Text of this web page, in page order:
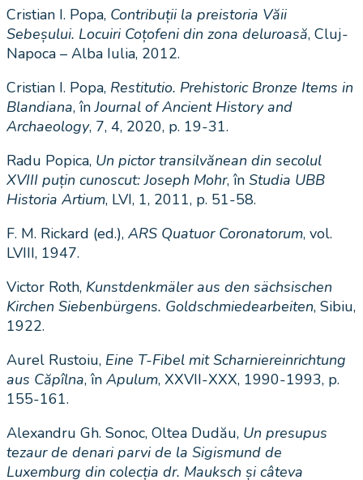
Cristian I. Popa, Contribuții la preistoria Văii
Sebeșului. Locuiri Coțofeni din zona deluroasă, Cluj-
Napoca – Alba Iulia, 2012.
Cristian I. Popa, Restitutio. Prehistoric Bronze Items in
Blandiana, înJournal of Ancient History and
Archaeology, 7, 4, 2020, p. 19-31.
Radu Popica, Un pictor transilvănean din secolul
XVIII puțin cunoscut: Joseph Mohr, în Studia UBB
Historia Artium, LVI, 1, 2011, p. 51-58.
F. M. Rickard (ed.), ARS Quatuor Coronatorum, vol.
LVIII, 1947.
Victor Roth, Kunstdenkmäler aus den sächsischen
Kirchen Siebenbürgens. Goldschmiedearbeiten, Sibiu,
1922.
Aurel Rustoiu, Eine T-Fibel mit Scharniereinrichtung
aus Căpîlna, în Apulum, XXVII-XXX, 1990-1993, p.
155-161.
Alexandru Gh. Sonoc, Oltea Dudău, Un presupus
tezaur de denari parvi de la Sigismund de
Luxemburg din colecția dr. Mauksch și câteva